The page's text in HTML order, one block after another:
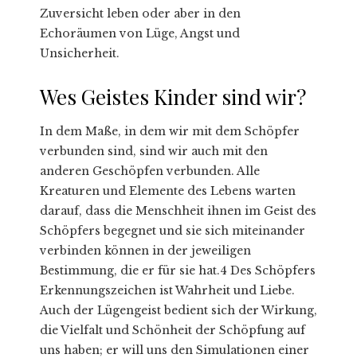
Zuversicht leben oder aber in den
Echoräumen von Lüge, Angst und
Unsicherheit.
Wes Geistes Kinder sind wir?
In dem Maße, in dem wir mit dem Schöpfer
verbunden sind, sind wir auch mit den
anderen Geschöpfen verbunden. Alle
Kreaturen und Elemente des Lebens warten
darauf, dass die Menschheit ihnen im Geist des
Schöpfers begegnet und sie sich miteinander
verbinden können in der jeweiligen
Bestimmung, die er für sie hat.4 Des Schöpfers
Erkennungszeichen ist Wahrheit und Liebe.
Auch der Lügengeist bedient sich der Wirkung,
die Vielfalt und Schönheit der Schöpfung auf
uns haben; er will uns den Simulationen einer